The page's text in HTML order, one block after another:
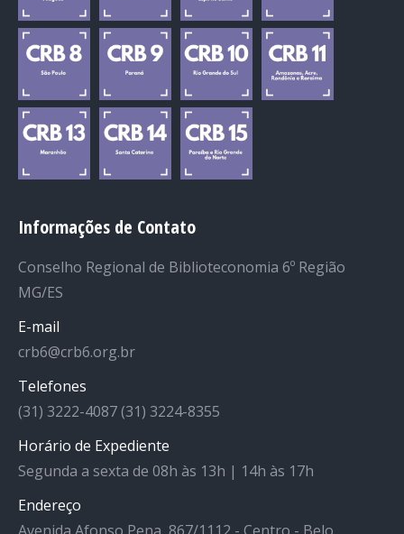
Informações de Contato
Conselho Regional de Biblioteconomia 6º Região
MG/ES
E-mail
crb6@crb6.org.br
Telefones
(31) 3222-4087 (31) 3224-8355
Horário de Expediente
Segunda a sexta de 08h às 13h | 14h às 17h
Endereço